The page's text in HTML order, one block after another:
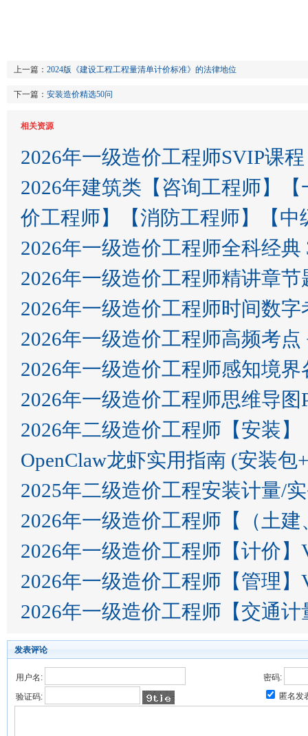
上一篇： 2024版《建设工程工程量清单计价标准》的法律地位
下一篇： 安装造价精选50问
相关资源
2026年一级造价工程师SVIP课程
2026年建筑类【咨询工程师】
价工程师】【消防工程师】【中
2026年一级造价工程师全科经
2026年一级造价工程师精讲章
2026年一级造价工程师时间数
2026年一级造价工程师高频考
2026年一级造价工程师感知境
2026年一级造价工程师思维导图
2026年二级造价工程师【安装
OpenClaw龙虾实用指南 (安装包
2025年二级造价工程安装计量/
2026年一级造价工程师【（土
2026年一级造价工程师【计价】
2026年一级造价工程师【管理】
2026年一级造价工程师【交通
发表评论
用户名:
密码:
验证码:
匿名发